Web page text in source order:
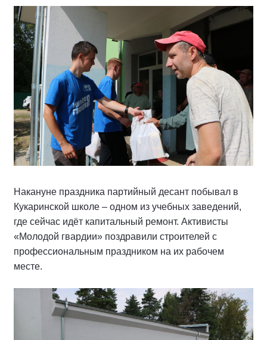
Накануне праздника партийный десант побывал в
Кукаринской школе – одном из учебных заведений,
где сейчас идёт капитальный ремонт. Активисты
«Молодой гвардии» поздравили строителей с
профессиональным праздником на их рабочем
месте.